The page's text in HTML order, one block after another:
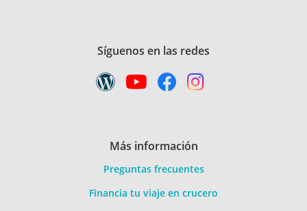
Síguenos en las redes
Más información
Preguntas frecuentes
Financia tu viaje en crucero